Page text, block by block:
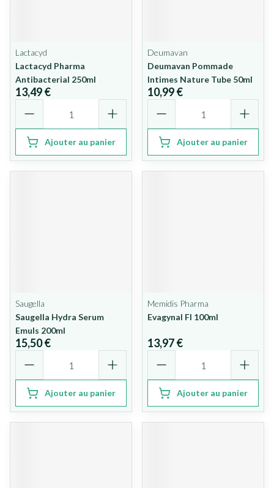
Lactacyd
Lactacyd Pharma
Antibacterial 250ml
13,49 €
Ajouter au panier
Deumavan
Deumavan Pommade
Intimes Nature Tube 50ml
10,99 €
Ajouter au panier
Saugella
Saugella Hydra Serum
Emuls 200ml
15,50 €
Ajouter au panier
Memidis Pharma
Evagynal Fl 100ml
13,97 €
Ajouter au panier